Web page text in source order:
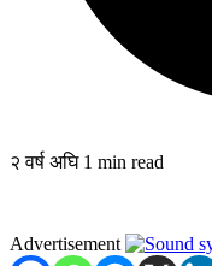
२ वर्ष अघि 1 min read
Advertisement